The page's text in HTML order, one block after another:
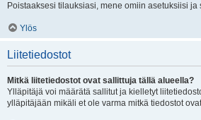
Poistaaksesi tilauksiasi, mene omiin asetuksiisi
Ylös
Liitetiedostot
Mitkä liitetiedostot ovat sallittuja tällä alueella?
Ylläpitäjä voi määrätä sallitut ja kielletyt
ylläpitäjään mikäli et ole varma mitkä tiedostot